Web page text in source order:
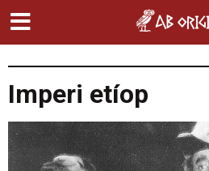
Imperi etíop